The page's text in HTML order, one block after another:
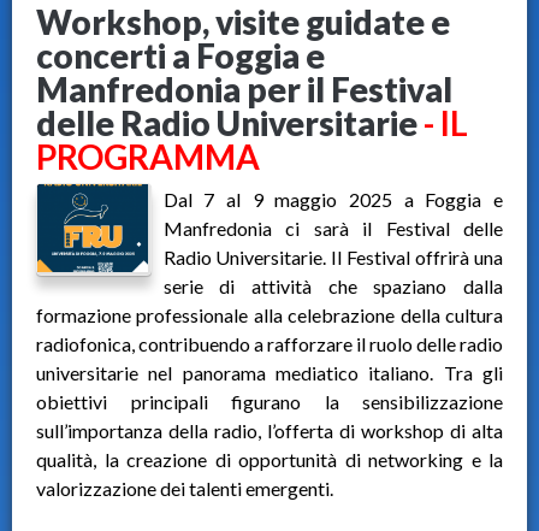
Workshop, visite guidate e
concerti a Foggia e
Manfredonia per il Festival
delle Radio Universitarie- IL
PROGRAMMA
Dal 7 al 9 maggio 2025 a Foggia e
Manfredonia ci sarà il Festival delle
Radio Universitarie. Il Festival offrirà una
serie di attività che spaziano dalla
formazione professionale alla celebrazione della cultura
radiofonica, contribuendo a rafforzare il ruolo delle radio
universitarie nel panorama mediatico italiano. Tra gli
obiettivi principali figurano la sensibilizzazione
sull’importanza della radio, l’offerta di workshop di alta
qualità, la creazione di opportunità di networking e la
valorizzazione dei talenti emergenti.